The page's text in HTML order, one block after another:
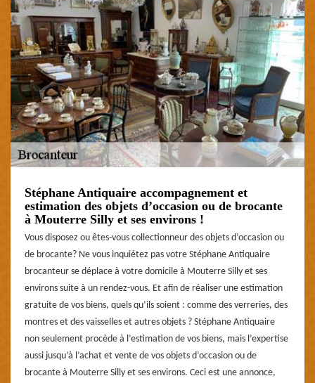
Stéphane Antiquaire accompagnement et
estimation des objets d’occasion ou de brocante
à Mouterre Silly et ses environs !
Vous disposez ou êtes-vous collectionneur des objets d’occasion ou
de brocante? Ne vous inquiétez pas votre Stéphane Antiquaire
brocanteur se déplace à votre domicile à Mouterre Silly et ses
environs suite à un rendez-vous. Et afin de réaliser une estimation
gratuite de vos biens, quels qu’ils soient : comme des verreries, des
montres et des vaisselles et autres objets ? Stéphane Antiquaire
non seulement procède à l’estimation de vos biens, mais l’expertise
aussi jusqu’à l’achat et vente de vos objets d’occasion ou de
brocante à Mouterre Silly et ses environs. Ceci est une annonce,